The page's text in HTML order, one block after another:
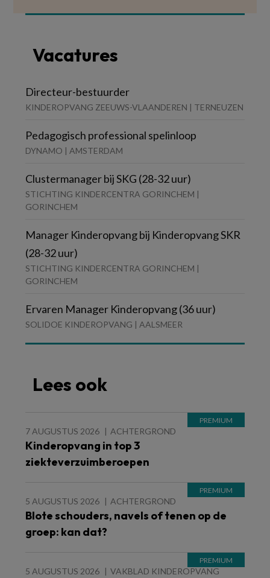
Vacatures
Directeur-bestuurder
KINDEROPVANG ZEEUWS-VLAANDEREN | TERNEUZEN
Pedagogisch professional spelinloop
DYNAMO | AMSTERDAM
Clustermanager bij SKG (28-32 uur)
STICHTING KINDERCENTRA GORINCHEM |
GORINCHEM
Manager Kinderopvang bij Kinderopvang SKR
(28-32 uur)
STICHTING KINDERCENTRA GORINCHEM |
GORINCHEM
Ervaren Manager Kinderopvang (36 uur)
SOLIDOE KINDEROPVANG | AALSMEER
Lees ook
7 AUGUSTUS 2026 ACHTERGROND
Kinderopvang in top 3
ziekteverzuimberoepen
5 AUGUSTUS 2026 ACHTERGROND
Blote schouders, navels of tenen op de
groep: kan dat?
5 AUGUSTUS 2026 VAKBLAD KINDEROPVANG